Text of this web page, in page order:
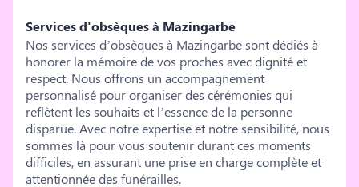
Services d'obsèques à Mazingarbe
Nos services d’obsèques à Mazingarbe sont dédiés à
honorer la mémoire de vos proches avec dignité et
respect. Nous offrons un accompagnement
personnalisé pour organiser des cérémonies qui
reflètent les souhaits et l’essence de la personne
disparue. Avec notre expertise et notre sensibilité, nous
sommes là pour vous soutenir durant ces moments
difficiles, en assurant une prise en charge complète et
attentionnée des funérailles.